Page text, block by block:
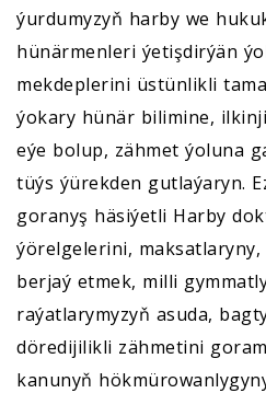
ýurdumyzyň harby we
hünärmenleri ýetişdirýän
mekdeplerini üstünlikli
ýokary hünär bilimine,
eýe bolup, zähmet ýoluna
tüýs ýürekden gutlaýaryn.
goranyş häsiýetli Harby
ýörelgelerini,
berjaý etmek, milli
raýatlarymyzyň asuda,
döredijilikli zähmetini
kanunyň